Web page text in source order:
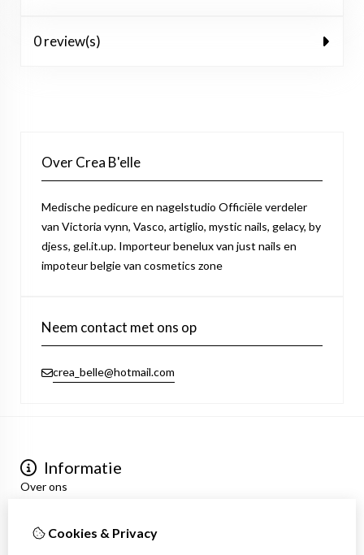
0 review(s)
Over Crea B'elle
Medische pedicure en nagelstudio Officiële verdeler
van Victoria vynn, Vasco, artiglio, mystic nails, gelacy, by
djess, gel.it.up. Importeur benelux van just nails en
impoteur belgie van cosmetics zone
Neem contact met ons op
crea_belle@hotmail.com
Informatie
Over ons
Algemene voorwaarden
Mijn account
Cookies & Privacy